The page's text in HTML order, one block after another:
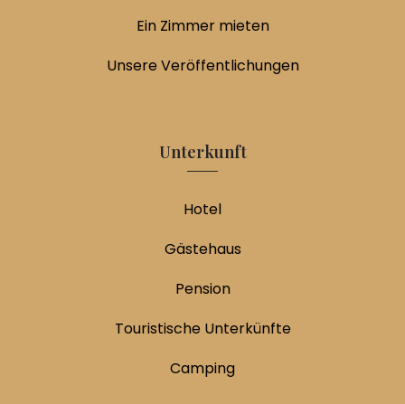
Ein Zimmer mieten
Unsere Veröffentlichungen
Unterkunft
Hotel
Gästehaus
Pension
Touristische Unterkünfte
Camping